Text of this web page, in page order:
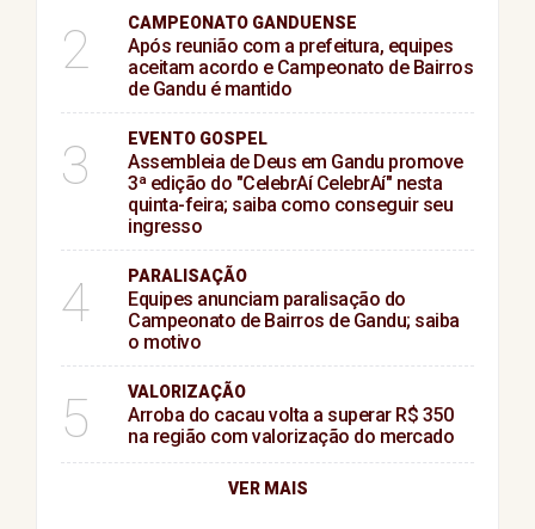
2 CAMPEONATO GANDUENSE
Após reunião com a prefeitura, equipes
aceitam acordo e Campeonato de Bairros
de Gandu é mantido
3 EVENTO GOSPEL
Assembleia de Deus em Gandu promove
3ª edição do "CelebrAí CelebrAí" nesta
quinta-feira; saiba como conseguir seu
ingresso
4 PARALISAÇÃO
Equipes anunciam paralisação do
Campeonato de Bairros de Gandu; saiba
o motivo
5 VALORIZAÇÃO
Arroba do cacau volta a superar R$ 350
na região com valorização do mercado
VER MAIS